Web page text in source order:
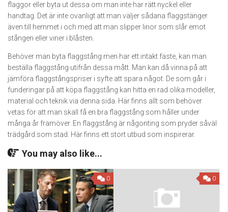
flaggor eller byta ut dessa om man inte har rätt nyckel eller
handtag. Det är inte ovanligt att man väljer sådana flaggstänger
även till hemmet i och med att man slipper linor som slår emot
stången eller viner i blåsten.
Behöver man byta flaggstång men har ett intakt fäste, kan man
beställa flaggstång utifrån dessa mått. Man kan då vinna på att
jämföra flaggstångspriser i syfte att spara något. De som går i
funderingar på att köpa flaggstång kan hitta en rad olika modeller,
material och teknik via denna sida. Här finns allt som behöver
vetas för att man skall få en bra flaggstång som håller under
många år framöver. En flaggstång är någonting som pryder såväl
trädgård som stad. Här finns ett stort utbud som inspirerar.
You may also like...
0 0